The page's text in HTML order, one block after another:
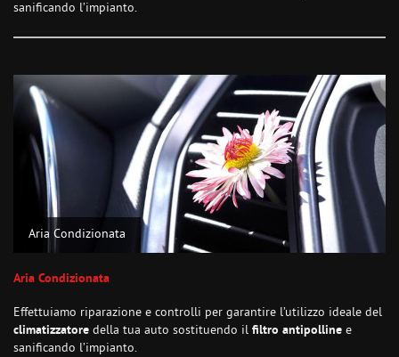
sanificando l’impianto.
Aria Condizionata
Aria Condizionata
Effettuiamo riparazione e controlli per garantire l’utilizzo ideale del
climatizzatore della tua auto sostituendo il filtro antipolline e
sanificando l’impianto.